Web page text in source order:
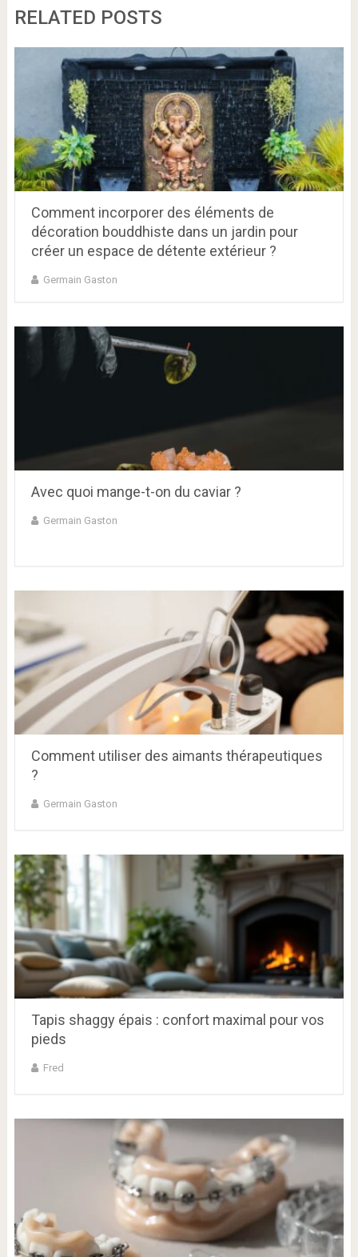
RELATED POSTS
Comment incorporer des éléments de
décoration bouddhiste dans un jardin pour
créer un espace de détente extérieur ?
Germain Gaston
Avec quoi mange-t-on du caviar ?
Germain Gaston
Comment utiliser des aimants thérapeutiques
?
Germain Gaston
Tapis shaggy épais : confort maximal pour vos
pieds
Fred